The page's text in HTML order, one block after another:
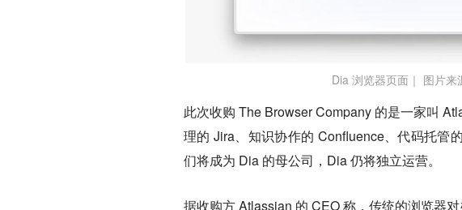
Dia 浏览器页面｜ 图片
此次收购 The Browser Company 的是一家叫
理的 Jira、知识协作的 Confluence、代码托管
们将成为 Dia 的母公司，Dia 仍将独立运营。
据收购方 Atlassian 的 CEO 称，传统的浏览器